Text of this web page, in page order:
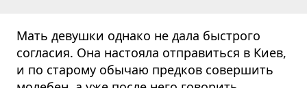
Мать девушки однако не дала быстрого
согласия. Она настояла отправиться в Киев,
и по старому обычаю предков совершить